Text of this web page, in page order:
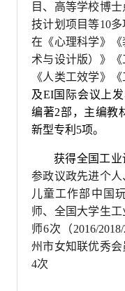
目、高等学校博
技计划项目等10多
在《心理科学》
术与设计版）》《
《人类工效学》
及EI国际会议上
编著2部，主编教
新型专利5项。
获得全国工
参政议政先进个人
儿童工作部中国
师、全国大学生
师6次（2016/
州市女知联优秀
4次